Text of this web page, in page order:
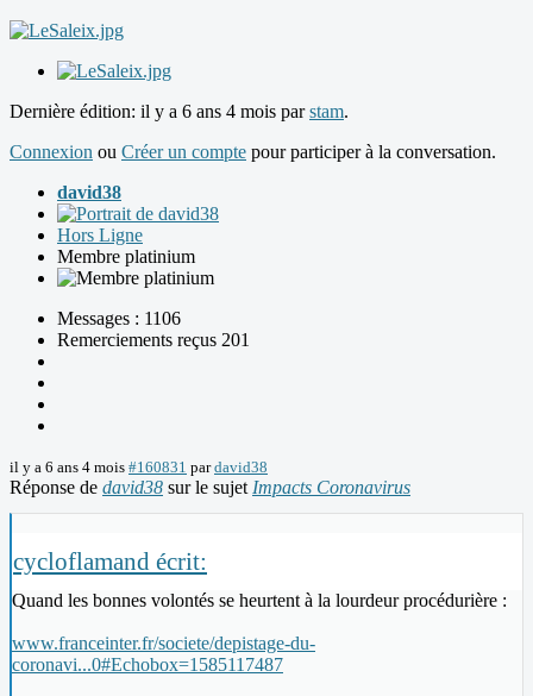
Dernière édition: il y a 6 ans 4 mois parstam.
Connexion ou Créer un compte pour participer à la conversation.
david38
Hors Ligne
Membre platinium
Messages : 1106
Remerciements reçus 201
il y a 6 ans 4 mois #160831 pardavid38
Réponse de david38 sur le sujet Impacts Coronavirus
cycloflamand écrit:
Quand les bonnes volontés se heurtent à la lourdeur procédurière :
www.franceinter.fr/societe/depistage-du-
coronavi...0#Echobox=1585117487